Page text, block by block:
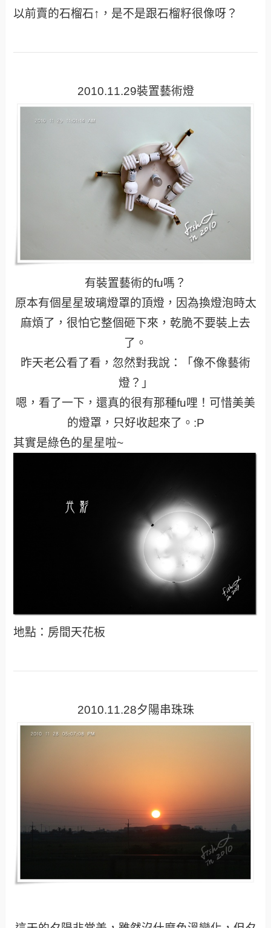
以前賣的石榴石↑，是不是跟石榴籽很像呀？
2010.11.29裝置藝術燈
有裝置藝術的fu嗎？
原本有個星星玻璃燈罩的頂燈，因為換燈泡時太
麻煩了，很怕它整個砸下來，乾脆不要裝上去
了。
昨天老公看了看，忽然對我說：「像不像藝術
燈？」
嗯，看了一下，還真的很有那種fu哩！可惜美美
的燈罩，只好收起來了。:P
其實是綠色的星星啦~
地點：房間天花板
2010.11.28夕陽串珠珠